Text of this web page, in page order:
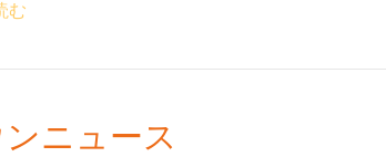
む
ニュース